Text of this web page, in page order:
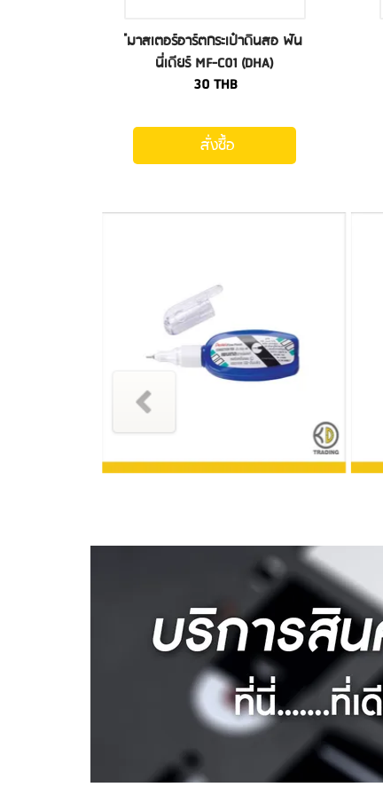
ืมาสเตอร์อาร์ตกระเป๋าดินสอ ฟัน
นี่เดียร์ MF-C01 (DHA)
30THB
สั่งซื้อ